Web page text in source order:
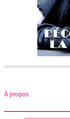
À propos